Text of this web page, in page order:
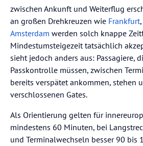
zwischen Ankunft und Weiterflug
an großen Drehkreuzen wie Frankfurt,
Amsterdam werden solch knappe
Mindestumsteigezeit tatsächlich
sieht jedoch anders aus: Passagiere,
Passkontrolle müssen, zwischen
bereits verspätet ankommen, stehen
verschlossenen Gates.
Als Orientierung gelten für
mindestens 60 Minuten, bei
und Terminalwechseln besser 90 bis